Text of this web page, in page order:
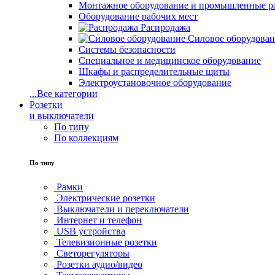
Монтажное оборудование и промышленные
Оборудование рабочих мест
Распродажа
Силовое
Системы безопасности
Специальное и медицинское оборудование
Шкафы и распределительные щиты
Электроустановочное оборудование
...Все категории
Розетки
и выключатели
По типу
По коллекциям
По типу
Рамки
Электрические розетки
Выключатели и переключатели
Интернет и телефон
USB устройства
Телевизионные розетки
Светорегуляторы
Розетки аудио/видео